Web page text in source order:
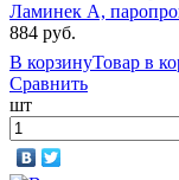
Ламинек А,
884 руб.
В корзинуТовар в
Сравнить
шт